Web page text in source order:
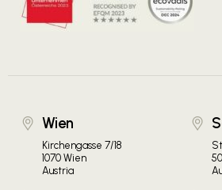
Wien
Kirchengasse 7/18
1070 Wien
Austria